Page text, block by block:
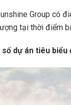
Group có
tại thời điểm
dự án tiêu